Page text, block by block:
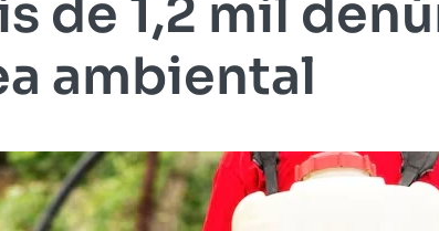
de 1,2 mil
ambiental